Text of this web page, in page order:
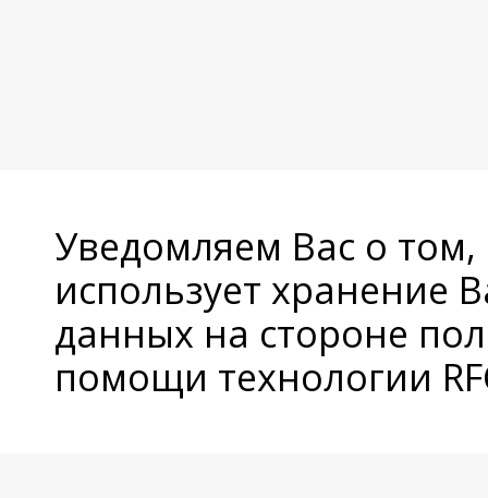
Уведомляем Вас о
использует хранение
данных на стороне
помощи технологии